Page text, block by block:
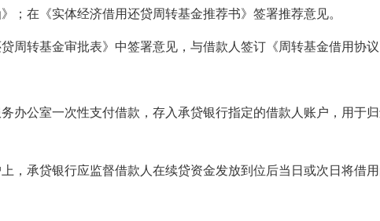
；在《实体经济借用还贷周转基金推荐书》签署推荐意见。
周转基金审批表》中签署意见，与借款人签订《周转基金借用协议
办公室一次性支付借款，存入承贷银行指定的借款人账户，用于
，承贷银行应监督借款人在续贷资金发放到位后当日或次日将借